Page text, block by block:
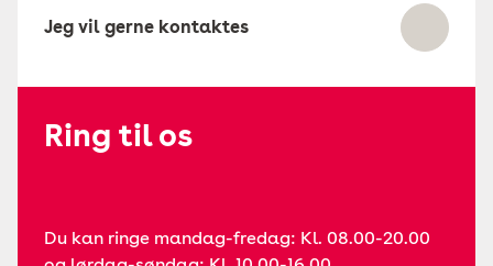
Jeg vil gerne kontaktes
Ring til os
Du kan ringe mandag-fredag: Kl. 08.00-20.00